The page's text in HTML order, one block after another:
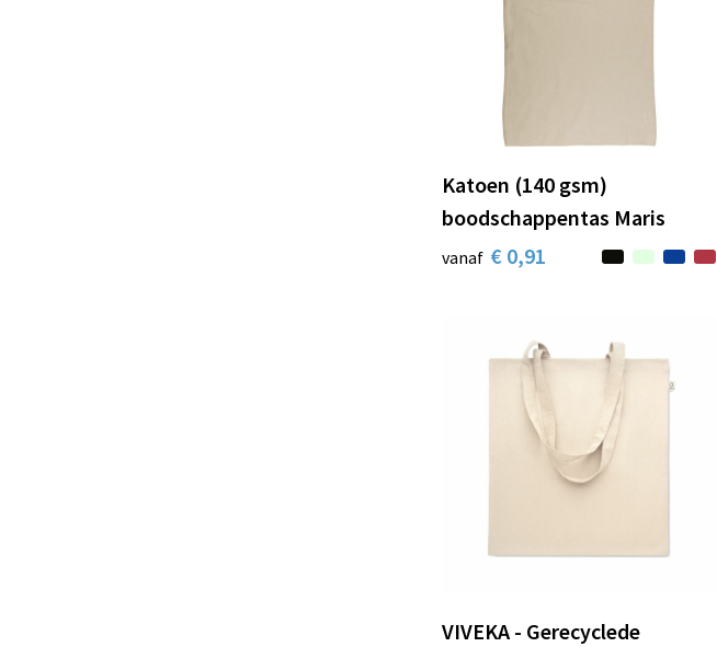
Katoen (140 gsm)
boodschappentas Maris
vanaf € 0,91
VIVEKA - Gerecyclede